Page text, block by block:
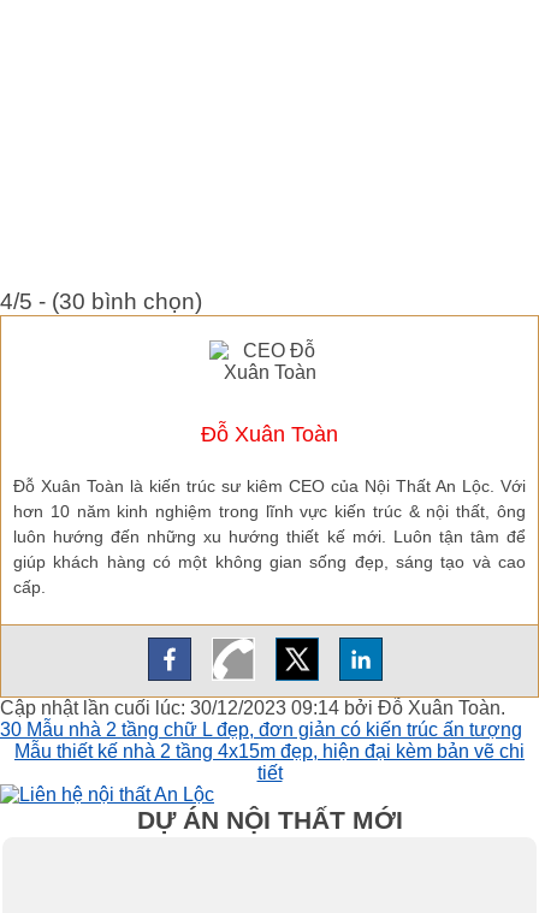
4/5 - (30 bình chọn)
Đỗ Xuân Toàn
Đỗ Xuân Toàn là kiến trúc sư kiêm CEO của Nội Thất An Lộc. Với
hơn 10 năm kinh nghiệm trong lĩnh vực kiến trúc & nội thất, ông
luôn hướng đến những xu hướng thiết kế mới. Luôn tận tâm để
giúp khách hàng có một không gian sống đẹp, sáng tạo và cao
cấp.
Cập nhật lần cuối lúc: 30/12/2023 09:14 bởi Đỗ Xuân Toàn.
30 Mẫu nhà 2 tầng chữ L đẹp, đơn giản có kiến trúc ấn tượng
Mẫu thiết kế nhà 2 tầng 4x15m đẹp, hiện đại kèm bản vẽ chi
tiết
DỰ ÁN NỘI THẤT MỚI